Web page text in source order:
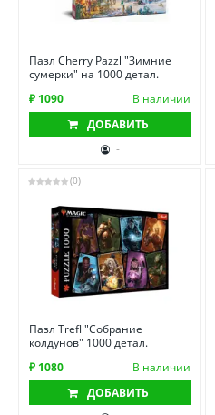
Пазл Cherry Pazzl "Зимние
сумерки" на 1000 детал.
₽ 1090
В наличии
ДОБАВИТЬ
-
(0)
Пазл Trefl "Собрание
колдунов" 1000 детал.
₽ 1080
В наличии
ДОБАВИТЬ